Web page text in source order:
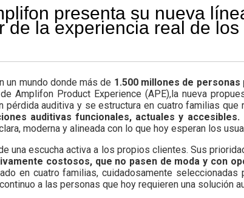
presenta su nueva
de la experiencia real de los
un mundo donde más de 1.500 millones de
Amplifon Product Experience (APE),la nueva
auditiva y se estructura en cuatro familias
auditivas funcionales, actuales y accesibles.
moderna y alineada con lo que hoy esperan los
una escucha activa a los propios clientes. Sus
costosos, que no pasen de moda y con
en cuatro familias, cuidadosamente
a las personas que hoy requieren una solución